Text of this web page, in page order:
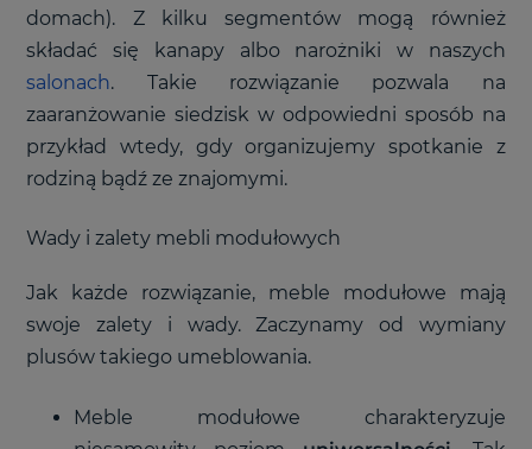
domach). Z kilku segmentów mogą również
składać się kanapy albo narożniki w naszych
salonach. Takie rozwiązanie pozwala na
zaaranżowanie siedzisk w odpowiedni sposób na
przykład wtedy, gdy organizujemy spotkanie z
rodziną bądź ze znajomymi.
Wady i zalety mebli modułowych
Jak każde rozwiązanie, meble modułowe mają
swoje zalety i wady. Zaczynamy od wymiany
plusów takiego umeblowania.
Meble modułowe charakteryzuje